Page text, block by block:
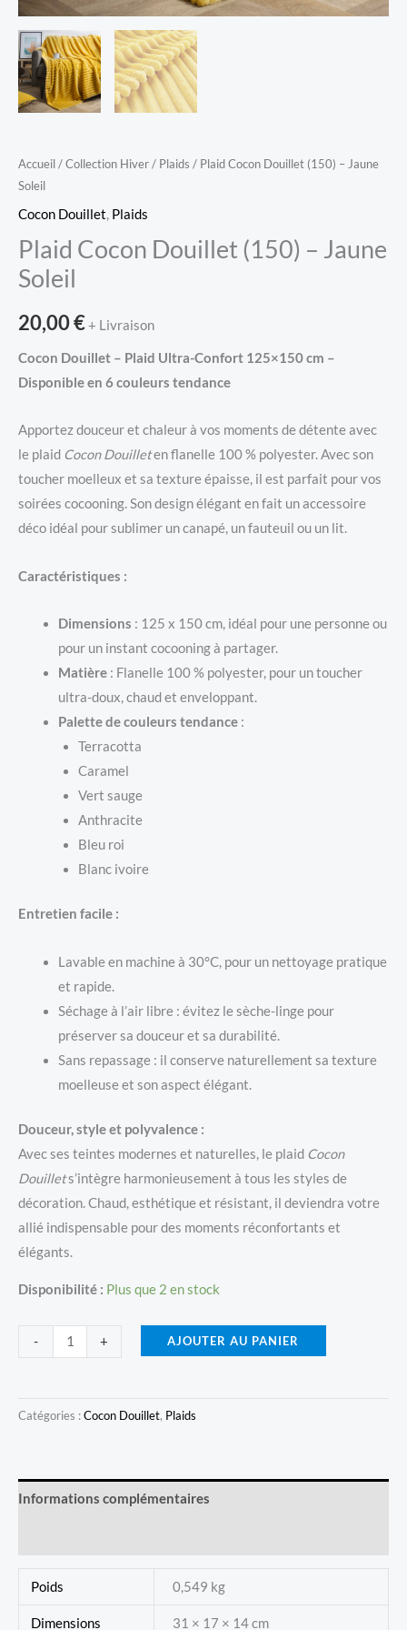
Accueil/Collection Hiver/ Plaids / Plaid Cocon Douillet (150) – Jaune
Soleil
Cocon Douillet, Plaids
Plaid Cocon Douillet (150) – Jaune
Soleil
20,00€+ Livraison
Cocon Douillet – Plaid Ultra-Confort 125×150 cm –
Disponible en 6 couleurs tendance
Apportez douceur et chaleur à vos moments de détente avec
le plaid Cocon Douilleten flanelle 100 % polyester. Avec son
toucher moelleux et sa texture épaisse, il est parfait pour vos
soirées cocooning. Son design élégant en fait un accessoire
déco idéal pour sublimer un canapé, un fauteuil ou un lit.
Caractéristiques :
Dimensions : 125 x 150 cm, idéal pour une personne ou
pour un instant cocooning à partager.
Matière: Flanelle 100 % polyester, pour un toucher
ultra-doux, chaud et enveloppant.
Palette de couleurs tendance:
Terracotta
Caramel
Vert sauge
Anthracite
Bleu roi
Blanc ivoire
Entretien facile :
Lavable en machine à 30°C, pour un nettoyage pratique
et rapide.
Séchage à l’air libre : évitez le sèche-linge pour
préserver sa douceur et sa durabilité.
Sans repassage : il conserve naturellement sa texture
moelleuse et son aspect élégant.
Douceur, style et polyvalence :
Avec ses teintes modernes et naturelles, le plaid Cocon
Douillets’intègre harmonieusement à tous les styles de
décoration. Chaud, esthétique et résistant, il deviendra votre
allié indispensable pour des moments réconfortants et
élégants.
Disponibilité : Plus que 2 en stock
-
quantité
Cocon
-
Jaune
+ AJOUTER AU PANIER
Catégories :Cocon Douillet, Plaids
Informations complémentaires
Poids 0,549 kg
Dimensions 31 × 17 × 14 cm